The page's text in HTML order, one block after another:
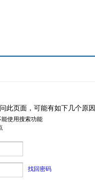
此页面，可能有如下几个原因
使用搜索功能
找回密码